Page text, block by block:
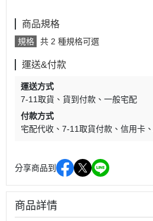
商品規格
規格 共 2 種規格可選
運送&付款
運送方式
7-11取貨
貨到付款
一般宅配
付款方式
宅配代收
7-11取貨付款 信用卡
分享商品到
商品詳情